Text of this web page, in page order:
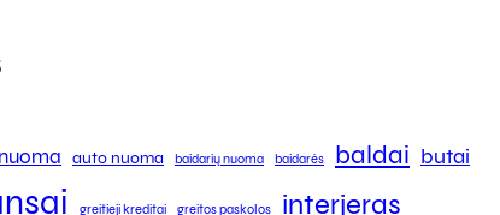
auto nuoma baidarių nuoma baidarės baldai butai
greitieji kreditai greitos paskolos interjeras